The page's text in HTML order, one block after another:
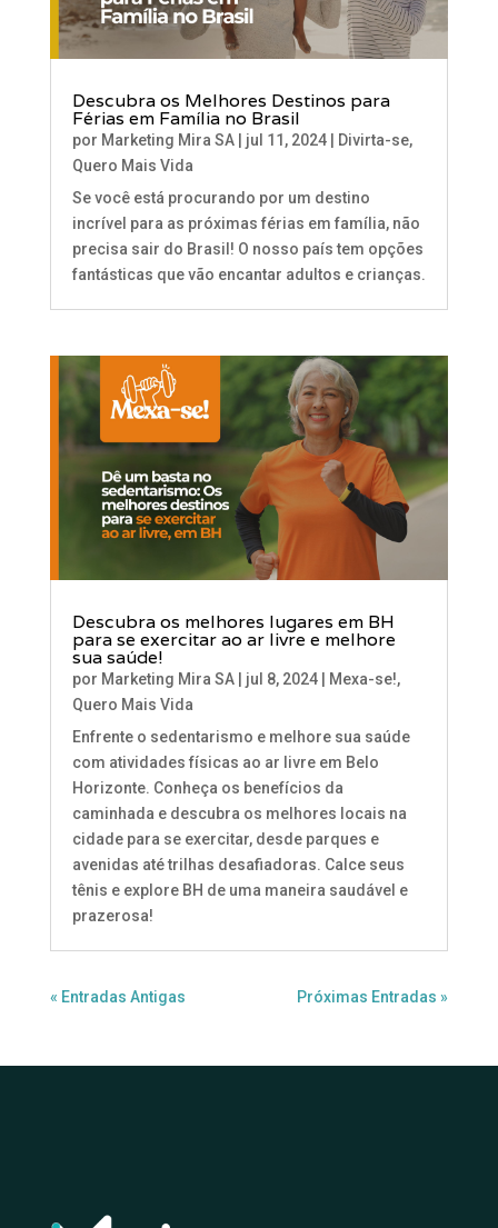
Descubra os Melhores Destinos para
Férias em Família no Brasil
por Marketing Mira SA| jul 11, 2024| Divirta-se,
Quero Mais Vida
Se você está procurando por um destino
incrível para as próximas férias em família, não
precisa sair do Brasil! O nosso país tem opções
fantásticas que vão encantar adultos e crianças.
Descubra os melhores lugares em BH
para se exercitar ao ar livre e melhore
sua saúde!
por Marketing Mira SA| jul 8, 2024| Mexa-se!,
Quero Mais Vida
Enfrente o sedentarismo e melhore sua saúde
com atividades físicas ao ar livre em Belo
Horizonte. Conheça os benefícios da
caminhada e descubra os melhores locais na
cidade para se exercitar, desde parques e
avenidas até trilhas desafiadoras. Calce seus
tênis e explore BH de uma maneira saudável e
prazerosa!
« Entradas Antigas Próximas Entradas »